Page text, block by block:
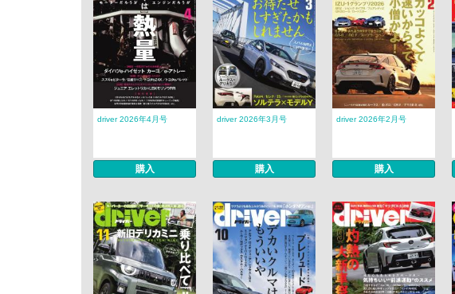
driver 2026年4月号
購入
driver 2026年3月号
購入
driver 2026年2月号
購入